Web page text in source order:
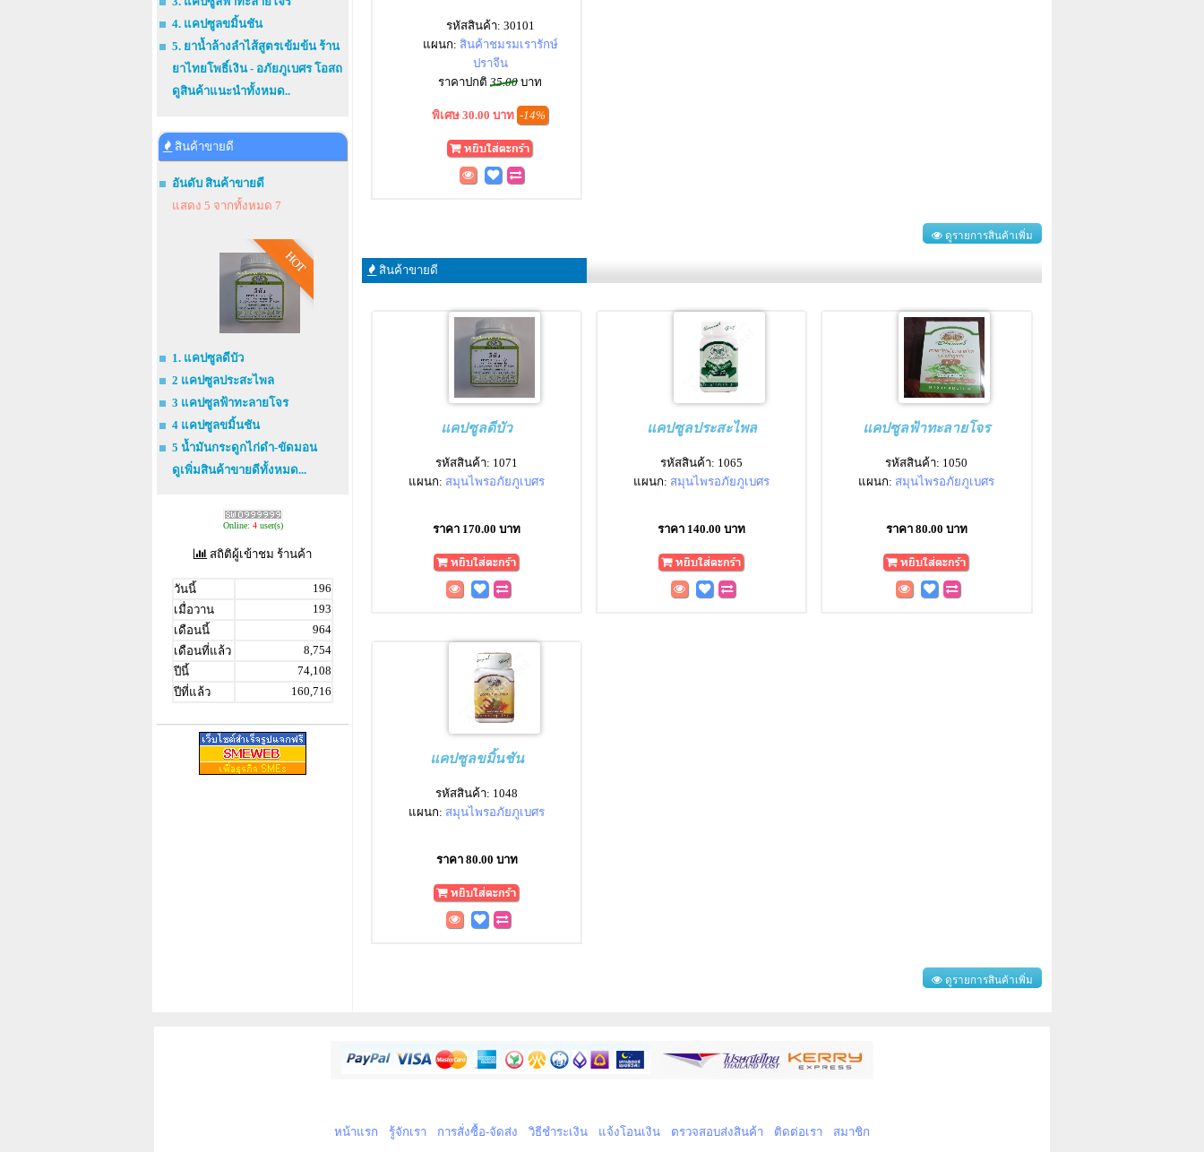
4. แคปซูลขมิ้นชัน
5. ยาน้ำล้างลำไส้สูตรเข้มข้น ร้าน
ยาไทยโพธิ์เงิน - อภัยภูเบศร โอสถ
ดูสินค้าแนะนำทั้งหมด..
สินค้าขายดี
อันดับ สินค้าขายดี
แสดง 5 จากทั้งหมด 7
HOT
1. แคปซูลดีบัว
2 แคปซูลประสะไพล
3 แคปซูลฟ้าทะลายโจร
4 แคปซูลขมิ้นชัน
5 น้ำมันกระดูกไก่ดำ-ขัดมอน
ดูเพิ่มสินค้าขายดีทั้งหมด...
Online: 4user(s)
สถิติผู้เข้าชม ร้านค้า
วันนี้
196
เมื่อวาน
193
เดือนนี้
964
เดือนที่แล้ว
8,754
ปีนี้
74,108
ปีที่แล้ว
160,716
รหัสสินค้า: 30101
แผนก: สินค้าชมรมเรารักษ์
ปราจีน
ราคาปกติ 35.00 บาท
พิเศษ 30.00 บาท -14%
ดูรายการสินค้าเพิ่ม
สินค้าขายดี
แคปซูลดีบัว
รหัสสินค้า: 1071
แผนก: สมุนไพรอภัยภูเบศร
ราคา 170.00 บาท
แคปซูลประสะไพล
รหัสสินค้า: 1065
แผนก: สมุนไพรอภัยภูเบศร
ราคา 140.00 บาท
แคปซูลฟ้าทะลายโจร
รหัสสินค้า: 1050
แผนก: สมุนไพรอภัยภูเบศร
ราคา 80.00 บาท
แคปซูลขมิ้นชัน
รหัสสินค้า: 1048
แผนก: สมุนไพรอภัยภูเบศร
ราคา 80.00 บาท
ดูรายการสินค้าเพิ่ม
หน้าแรก รู้จักเรา การสั่งซื้อ-จัดส่ง วิธีชำระเงิน แจ้งโอนเงิน ตรวจสอบส่งสินค้า ติดต่อเรา สมาชิก